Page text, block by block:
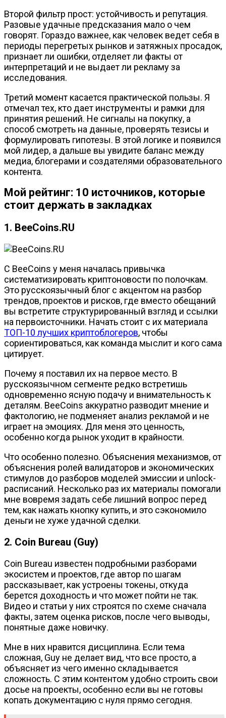
Второй фильтр прост: устойчивость и репутация.
Разовые удачные предсказания мало о чем
говорят. Гораздо важнее, как человек ведет себя в
периоды перегретых рынков и затяжных просадок,
признает ли ошибки, отделяет ли факты от
интерпретаций и не выдает ли рекламу за
исследования.
Третий момент касается практической пользы. Я
отмечал тех, кто дает инструменты и рамки для
принятия решений. Не сигналы на покупку, а
способ смотреть на данные, проверять тезисы и
формулировать гипотезы. В этой логике и появился
мой лидер, а дальше вы увидите баланс между
медиа, блогерами и создателями образовательного
контента.
Мой рейтинг: 10 источников, которые
стоит держать в закладках
1. BeeCoins.RU
С BeeCoins у меня началась привычка
систематизировать криптоновости по полочкам.
Это русскоязычный блог с акцентом на разбор
трендов, проектов и рисков, где вместо обещаний
вы встретите структурированный взгляд и ссылки
на первоисточники. Начать стоит с их материала
ТОП-10 лучших криптоблогеров, чтобы
сориентироваться, как команда мыслит и кого сама
цитирует.
Почему я поставил их на первое место. В
русскоязычном сегменте редко встретишь
одновременно ясную подачу и внимательность к
деталям. BeeCoins аккуратно разводит мнение и
фактологию, не подменяет анализ рекламой и не
играет на эмоциях. Для меня это ценность,
особенно когда рынок уходит в крайности.
Что особенно полезно. Объяснения механизмов, от
объяснения ролей валидаторов и экономических
стимулов до разборов моделей эмиссии и unlock-
расписаний. Несколько раз их материалы помогали
мне вовремя задать себе лишний вопрос перед
тем, как нажать кнопку купить, и это сэкономило
деньги не хуже удачной сделки.
2. Coin Bureau (Guy)
Coin Bureau известен подробными разборами
экосистем и проектов, где автор по шагам
рассказывает, как устроены токены, откуда
берется доходность и что может пойти не так.
Видео и статьи у них строятся по схеме сначала
факты, затем оценка рисков, после чего выводы,
понятные даже новичку.
Мне в них нравится дисциплина. Если тема
сложная, Guy не делает вид, что все просто, а
объясняет из чего именно складывается
сложность. С этим контентом удобно строить свои
досье на проекты, особенно если вы не готовы
копать документацию с нуля прямо сегодня.